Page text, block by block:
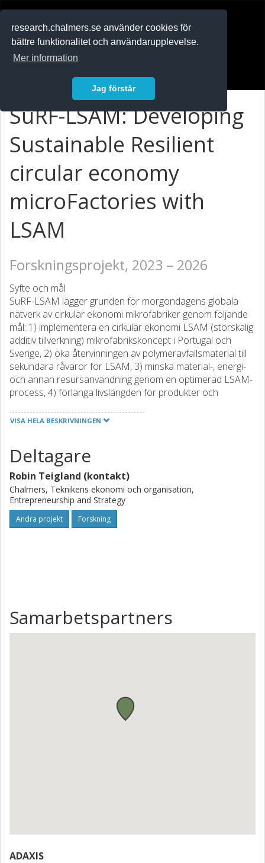
research.chalmers.se använder cookies för
bättre funktionalitet och användarupplevelse.
Mer information
Jag förstår
SuRF-LSAM: Developing
Sustainable Resilient
circular economy
microFactories with
LSAM
Forskningsprojekt, 2023 – 2026
Syfte och mål
SuRF-LSAM lägger grunden för morgondagens globala
nätverk av cirkulär ekonomi mikrofabriker genom följande
mål: 1) implementera en cirkulär ekonomi LSAM (storskalig
additiv tillverkning) mikrofabrikskoncept i Portugal och
Sverige, 2) öka återvinningen av polymeravfallsmaterial till
sekundära råvaror för LSAM, 3) minska material-, energi-
och annan resursanvändning genom en optimerad LSAM-
process, 4) förlänga livslängden för produkter och
och 5) underlätta skapandet av ett LSAM-
Förväntade effekter och resultat
Projektet väntas ha följande effekter: 1) minskad
transportklimatpåverkan, 2) minskad användning av
jungfruliga polymerer, 3) minskade ledtider och tider till
marknaden, 4) minskade produktions- och leveranstider;
vilket kommer att leda till ökad cirkuläritet och
konkurrenskraft i svensk tillverkning pga a) ökad
VISA HELA BESKRIVNINGEN
Deltagare
Robin Teigland (kontakt)
Chalmers, Teknikens ekonomi och organisation,
Entrepreneurship and Strategy
Andra projekt Forskning
Samarbetspartners
ADAXIS